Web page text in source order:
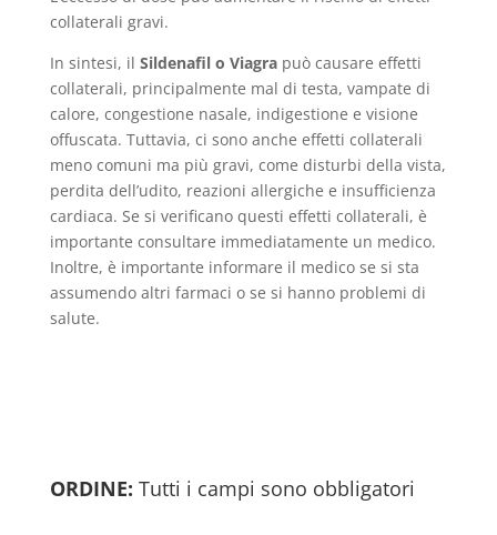
collaterali gravi.
In sintesi, il Sildenafil o Viagrapuò causare effetti
collaterali, principalmente mal di testa, vampate di
calore, congestione nasale, indigestione e visione
offuscata. Tuttavia, ci sono anche effetti collaterali
meno comuni ma più gravi, come disturbi della vista,
perdita dell’udito, reazioni allergiche e insufficienza
cardiaca. Se si verificano questi effetti collaterali, è
importante consultare immediatamente un medico.
Inoltre, è importante informare il medico se si sta
assumendo altri farmaci o se si hanno problemi di
salute.
ORDINE: Tutti i campi sono obbligatori